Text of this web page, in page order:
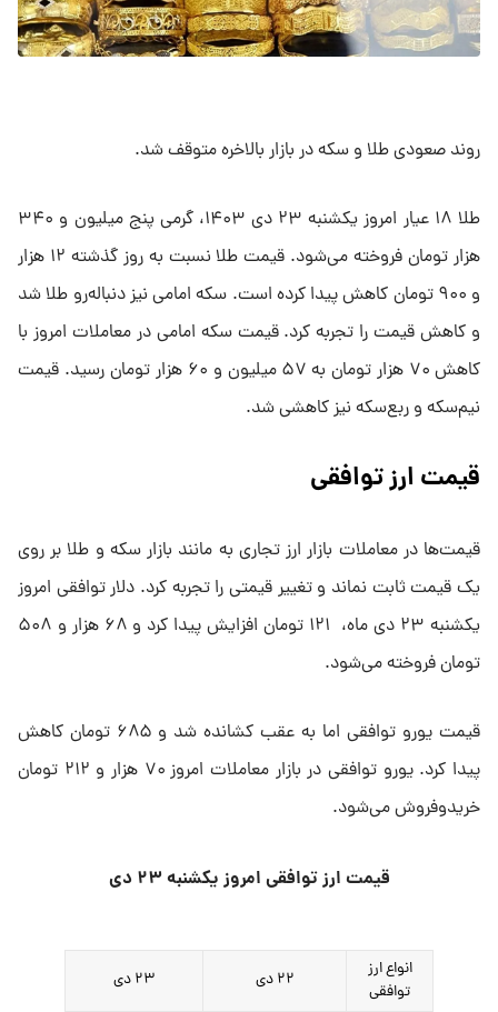
روند صعودی طلا و سکه در بازار بالاخره متوقف شد.
طلا ۱۸ عیار امروز یکشنبه ۲۳ دی ۱۴۰۳، گرمی پنج میلیون و ۳۴۰
هزار تومان فروخته می‌شود. قیمت طلا نسبت به روز گذشته ۱۲ هزار
و ۹۰۰ تومان کاهش پیدا کرده است. سکه امامی نیز دنباله‌رو طلا شد
و کاهش قیمت را تجربه کرد. قیمت سکه امامی در معاملات امروز با
کاهش ۷۰ هزار تومان به ۵۷ میلیون و ۶۰ هزار تومان رسید. قیمت
نیم‌سکه و ربع‌سکه نیز کاهشی شد.
قیمت ارز توافقی
قیمت‌ها در معاملات بازار ارز تجاری به مانند بازار سکه و طلا بر روی
یک قیمت ثابت نماند و تغییر قیمتی را تجربه کرد. دلار توافقی امروز
یکشنبه ۲۳ دی ماه، ۱۲۱ تومان افزایش پیدا کرد و ۶۸ هزار و ۵۰۸
تومان فروخته می‌شود.
قیمت یورو توافقی اما به عقب کشانده شد و ۶۸۵ تومان کاهش
پیدا کرد. یورو توافقی در بازار معاملات امروز ۷۰ هزار و ۲۱۲ تومان
خریدوفروش می‌شود.
قیمت ارز توافقی امروز یکشنبه ۲۳ دی
انواع ارز
توافقی
۲۲ دی ۲۳ دی